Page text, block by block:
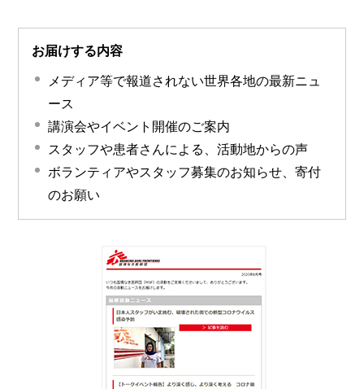
お届けする内容
メディア等で報道されない世界各地の最新ニュ
ース
講演会やイベント開催のご案内
スタッフや患者さんによる、活動地からの声
ボランティアやスタッフ募集のお知らせ、寄付
のお願い